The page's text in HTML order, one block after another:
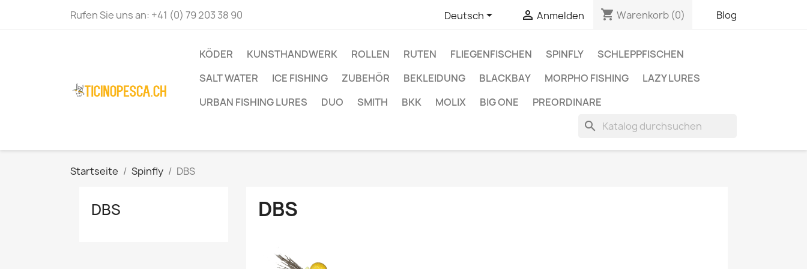
Rufen Sie uns an: +41 (0) 79 203 38 90 Deutsch  Anmelden shopping_cart Warenkorb (0) Blog
KÖDER KUNSTHANDWERK ROLLEN RUTEN FLIEGENFISCHEN SPINFLY
SCHLEPPFISCHEN
SALT WATER
ICE FISHING ZUBEHÖR BEKLEIDUNG BLACKBAY MORPHO FISHING
LAZY LURES
URBAN FISHING LURES
DUO SMITH BKK MOLIX BIG ONE PREORDINARE
search
Startseite Spinfly DBS
DBS DBS